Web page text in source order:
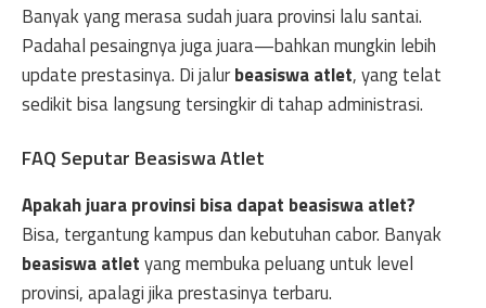
Banyak yang merasa sudah juara provinsi lalu santai.
Padahal pesaingnya juga juara—bahkan mungkin lebih
update prestasinya. Di jalurbeasiswa atlet, yang telat
sedikit bisa langsung tersingkir di tahap administrasi.
FAQ Seputar Beasiswa Atlet
Apakah juara provinsi bisa dapat beasiswa atlet?
Bisa, tergantung kampus dan kebutuhan cabor. Banyak
beasiswa atletyang membuka peluang untuk level
provinsi, apalagi jika prestasinya terbaru.